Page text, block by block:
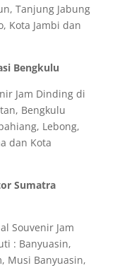
Tanjung Jabung
Kota Jambi dan
Bengkulu
Jam Dinding di
Bengkulu
Lebong,
dan Kota
Sumatra
Souvenir Jam
: Banyuasin,
Musi Banyuasin,